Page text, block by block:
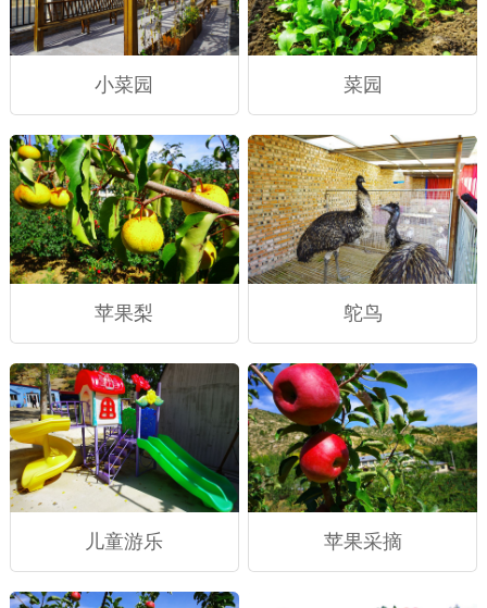
小菜园 菜园
苹果梨 鸵鸟
儿童游乐 苹果采摘